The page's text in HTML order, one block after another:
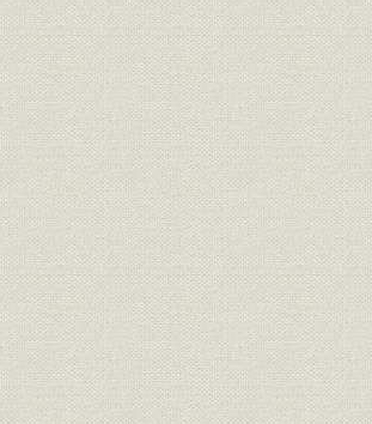
主な子会社・関連会社 平成8年3
従業員数の推移 昭和12~平
組織図 平成3年7
組織図 平成3年10
組織図 平成8年2
労働組合歴代役員 昭和21.1~
年表 大正10年